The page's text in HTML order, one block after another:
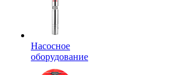
Насосное
оборудование